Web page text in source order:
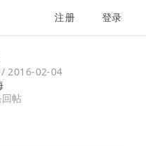
注册 登录
/2016-02-04
回帖